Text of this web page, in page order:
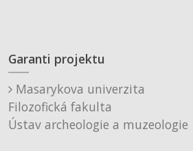
Garanti projektu
Masarykova univerzita
Filozofická fakulta
Ústav archeologie a muzeologie